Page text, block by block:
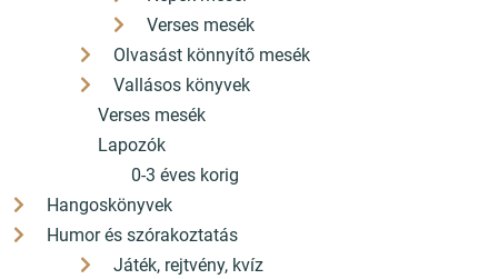
Verses mesék
Olvasást könnyítő mesék
Vallásos könyvek
Verses mesék
Lapozók
0-3 éves korig
Hangoskönyvek
Humor és szórakoztatás
Játék, rejtvény, kvíz